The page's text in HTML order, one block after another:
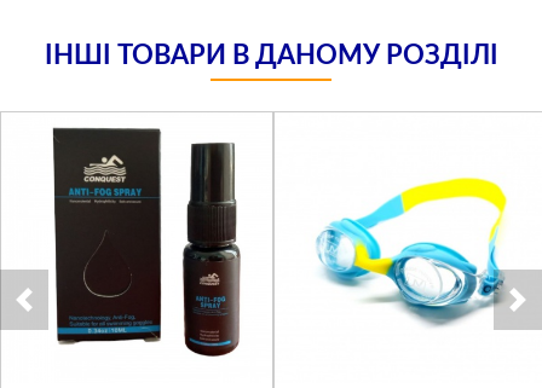
ІНШІ ТОВАРИ В ДАНОМУ РОЗДІЛІ